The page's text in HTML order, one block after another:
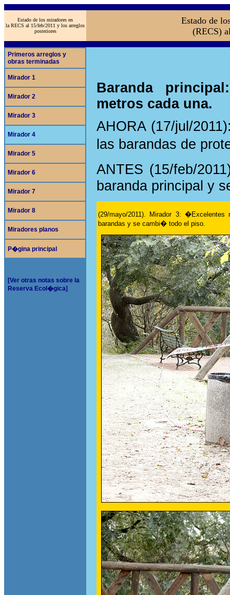
Estado de los miradores en
la RECS al 15/feb/2011 y los arreglos
posteriores
Estado de
(RECS)
Primeros arreglos y
obras terminadas
Mirador 1
Mirador 2
Mirador 3
Mirador 4
Mirador 5
Mirador 6
Mirador 7
Mirador 8
Miradores planos
P�gina principal
[Ver otras notas sobre la
Reserva Ecol�gica]
Baranda
metros cada una.
AHORA (17/jul/
las barandas de
ANTES (15/feb/
baranda principal y
(29/mayo/2011). Mirador 3:
barandas y se cambi� todo el piso.